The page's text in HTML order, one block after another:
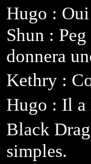
Hugo :
Shun :
donnera
Kethry :
Hugo : Il
Black
simples.